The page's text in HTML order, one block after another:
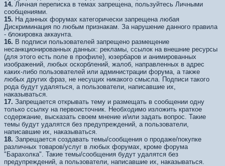
14. Личная переписка в темах запрещена, пользуйтесь Личными
сообщениями.
15. На данных форумах категорически запрещена любая
Дискриминация по любым признакам. За нарушение данного правила
- блокировка аккаунта.
16. В подписи пользователей запрещено размещение
несанкционированных данных: рекламы, ссылок на внешние ресурсы
(для этого есть поле в профиле), юзербаров и анимированных
изображений, любых оскорблений, жалоб, направленных в адрес
каких-либо пользователей или администрации форума, а также
любых других фраз, не несущих никакого смысла. Подписи такого
рода будут удаляться, а пользователи, написавшие их,
наказываться.
17. Запрещается открывать тему и размещать в сообщении одну
только ссылку на первоисточник. Необходимо изложить краткое
содержание, высказать своем мнение и/или задать вопрос. Такие
темы будут удалятся без предупреждений, а пользователи,
написавшие их, наказываться.
18. Запрещается создавать темы/сообщения о продаже/покупке
различных товаров/услуг в любых форумах, кроме форума
"Барахолка". Такие темы/сообщения будут удалятся без
предупреждений, а пользователи, написавшие их, наказываться.